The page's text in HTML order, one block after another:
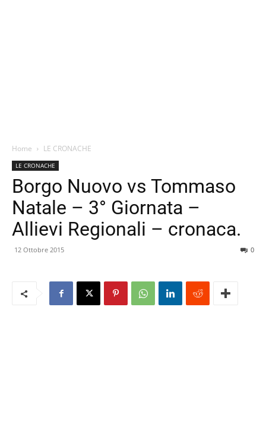
Home LE CRONACHE
LE CRONACHE
Borgo Nuovo vs Tommaso
Natale – 3° Giornata –
Allievi Regionali – cronaca.
12 Ottobre 2015 0